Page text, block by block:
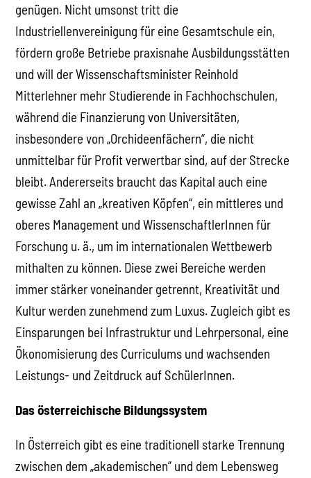
genügen. Nicht umsonst tritt die
Industriellenvereinigung für eine Gesamtschule ein,
fördern große Betriebe praxisnahe Ausbildungsstätten
und will der Wissenschaftsminister Reinhold
Mitterlehner mehr Studierende in Fachhochschulen,
während die Finanzierung von Universitäten,
insbesondere von „Orchideenfächern“, die nicht
unmittelbar für Profit verwertbar sind, auf der Strecke
bleibt. Andererseits braucht das Kapital auch eine
gewisse Zahl an „kreativen Köpfen“, ein mittleres und
oberes Management und WissenschaftlerInnen für
Forschung u. ä., um im internationalen Wettbewerb
mithalten zu können. Diese zwei Bereiche werden
immer stärker voneinander getrennt, Kreativität und
Kultur werden zunehmend zum Luxus. Zugleich gibt es
Einsparungen bei Infrastruktur und Lehrpersonal, eine
Ökonomisierung des Curriculums und wachsenden
Leistungs- und Zeitdruck auf SchülerInnen.
Das österreichische Bildungssystem
In Österreich gibt es eine traditionell starke Trennung
zwischen dem „akademischen” und dem Lebensweg